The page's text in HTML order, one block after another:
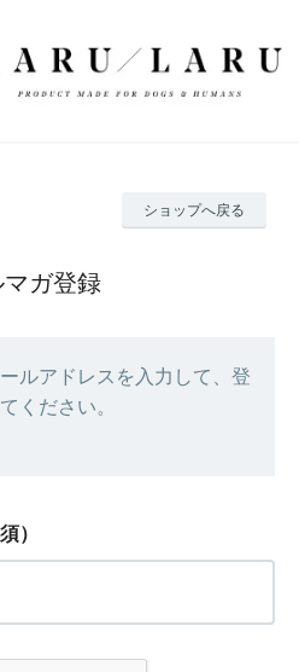
ショップへ戻る
マガ登録
ルアドレスを入力して、登
ください。
）